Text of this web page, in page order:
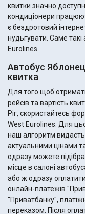
квитки значно доступніші. А якщо автобус
кондиціонери
є бездротовий
нудьгувати. Саме
Eurolines.
Автобус
квитка
Для того щоб
рейсів та вартість
Ріг, скористайтесь
West Eurolines. Для
наш алгоритм
актуальними цінами та
одразу можете
місце в салоні
або ж одразу
онлайн-платежів
"Приватбанку",
переказом. Після оплати ви отримаєте електронний квиток -